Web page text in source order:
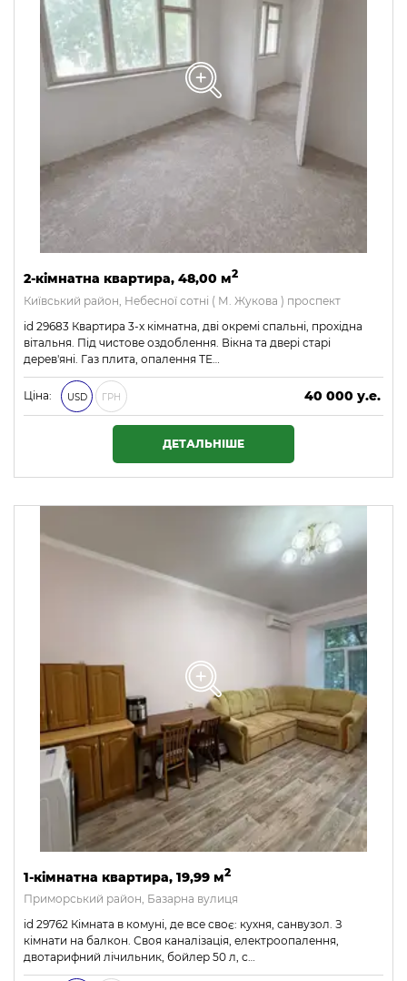
2-кімнатна квартира, 48,00 м2
Київський район, Небесної сотні ( М. Жукова ) проспект
id 29683 Квартира 3-х кімнатна, дві окремі спальні, прохідна
вітальня. Під чистове оздоблення. Вікна та двері старі
дерев'яні. Газ плита, опалення ТЕ…
Ціна: USD ГРН
40 000 у.е.
1 720 000 ₴
ДЕТАЛЬНІШЕ
1-кімнатна квартира, 19,99 м2
Приморський район, Базарна вулиця
id 29762 Кімната в комуні, де все своє: кухня, санвузол. З
кімнати на балкон. Своя каналізація, електроопалення,
двотарифний лічильник, бойлер 50 л, с…